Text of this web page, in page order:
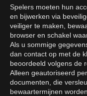
Spelers moeten hun
en bijwerken via
veiliger te maken,
browser en schakel
Als u sommige
dan contact op met de
beoordeeld volgens de
Alleen geautoriseerd
documenten, die
bewaartermijnen